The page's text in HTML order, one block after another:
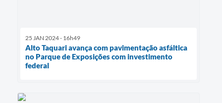
25 JAN 2024 - 16h49
Alto Taquari avança com pavimentação asfáltica
no Parque de Exposições com investimento
federal